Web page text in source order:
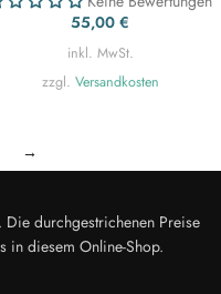
55,00 €
inkl. MwSt.
zzgl. Versandkosten
→
durchgestrichenen Preise
in diesem Online-Shop.